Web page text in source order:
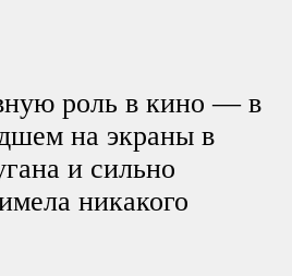
роль в кино — в
на экраны в
и сильно
никакого